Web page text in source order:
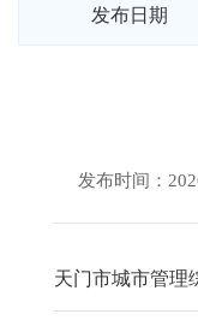
发布日期
发布时间：
天门市城市管理